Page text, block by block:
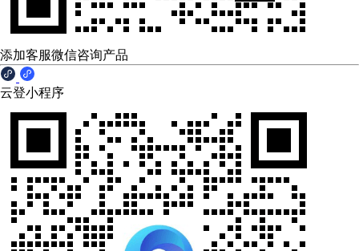
添加客服微信咨询产品
云登小程序